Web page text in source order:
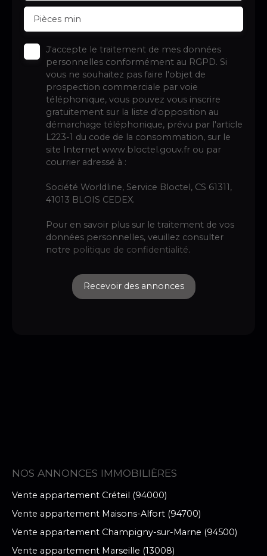
Pièces min
J'accepte le traitement de mes données
personnelles conformément au RGPD. Si
vous ne souhaitez pas faire l'objet de
prospection commerciale par voie
téléphonique, vous pouvez vous inscrire
gratuitement sur la liste d'opposition au
démarchage téléphonique, prévu par l'article
L223-1 du code de la consommation, sur le
site Internet www.bloctel.gouv.fr ou par
courrier adressé à :
Société Worldline, Service Bloctel, CS 61311,
41013 BLOIS CEDEX.
Pour en savoir plus sur le traitement de vos
données personnelles, veuillez consulter
notre politique de confidentialité.
Recevoir des annonces
NOS ANNONCES IMMOBILIÈRES
Vente appartement Créteil (94000)
Vente appartement Maisons-Alfort (94700)
Vente appartement Champigny-sur-Marne (94500)
Vente appartement Marseille (13008)